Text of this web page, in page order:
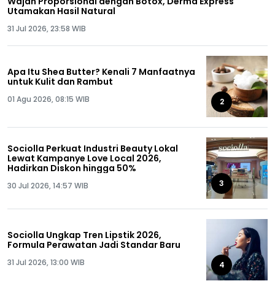
Utamakan Hasil Natural
31 Jul 2026, 23:58 WIB
Apa Itu Shea Butter? Kenali 7 Manfaatnya
untuk Kulit dan Rambut
01 Agu 2026, 08:15 WIB 2
Sociolla Perkuat Industri Beauty Lokal
Lewat Kampanye Love Local 2026,
Hadirkan Diskon hingga 50%
30 Jul 2026, 14:57 WIB 3
Sociolla Ungkap Tren Lipstik 2026,
Formula Perawatan Jadi Standar Baru
31 Jul 2026, 13:00 WIB 4